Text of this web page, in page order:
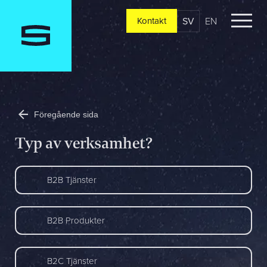
Kontakt
Berätta om er verksamhet, er vision och ert nuläge. Vi
återkommer oftast redan samma dag
Jag är...
Jag vill...
Mitt största problem är...
Kontakt SV EN
Föregående sida
Typ av verksamhet?
B2B Tjänster
B2B Produkter
B2C Tjänster